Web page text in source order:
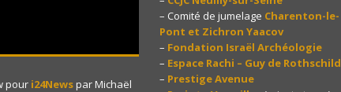
pour i24Newspar Michaël
– Comité de jumelage Charenton-le-
Pont et Zichron Yaacov
– Fondation Israël Archéologie
– Espace Rachi – Guy de Rothschild
– Prestige Avenue